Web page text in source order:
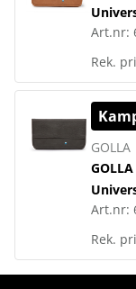
Art.nr:
Rek.
GOLLA
Art.nr:
Rek.